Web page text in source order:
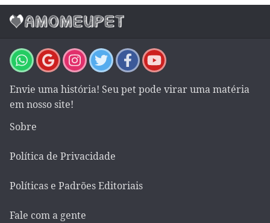
Envie uma história! Seu pet pode virar uma matéria
em nosso site!
Sobre
Política de Privacidade
Políticas e Padrões Editoriais
Fale com a gente